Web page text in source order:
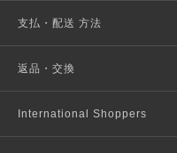
支払・配送 方法
返品・交換
International Shoppers